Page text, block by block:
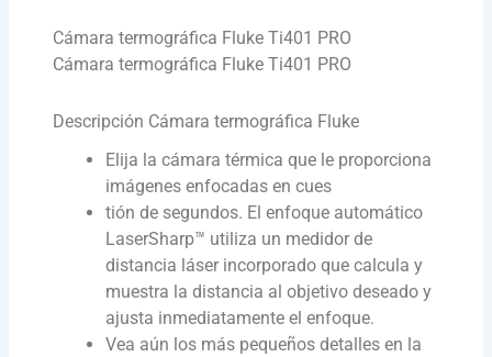
Cámara termográfica Fluke Ti401 PRO
Cámara termográfica Fluke Ti401 PRO
Descripción Cámara termográfica Fluke
Elija la cámara térmica que le proporciona
imágenes enfocadas en cues
tión de segundos. El enfoque automático
LaserSharp™ utiliza un medidor de
distancia láser incorporado que calcula y
muestra la distancia al objetivo deseado y
ajusta inmediatamente el enfoque.
Vea aún los más pequeños detalles en la